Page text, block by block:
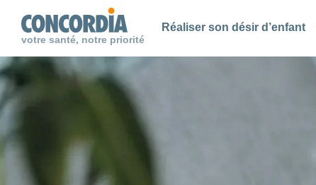
votre santé, notre priorité
Réaliser son désir d’enfant
Chercher
Chercher
Chercher